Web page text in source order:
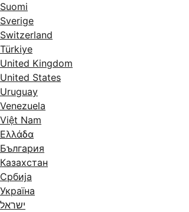
Suomi
Sverige
Switzerland
Türkiye
United Kingdom
United States
Uruguay
Venezuela
Việt Nam
Ελλάδα
България
Казахстан
Србија
Україна
ישראל